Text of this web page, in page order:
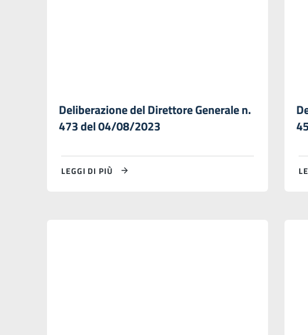
Deliberazione del Direttore Generale n.
473 del 04/08/2023
LEGGI DI PIÙ